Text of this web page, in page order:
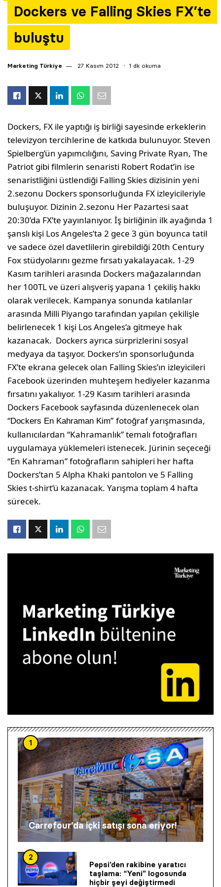
Dockers ve Falling Skies FX’te
buluştu
Marketing Türkiye 27 Kasım 2012 1 dk okuma
Dockers, FX ile yaptığı iş birliği sayesinde erkeklerin
televizyon tercihlerine de katkıda bulunuyor. Steven
Spielberg’ün yapımcılığını, Saving Private Ryan, The
Patriot gibi filmlerin senaristi Robert Rodat’in ise
senaristliğini üstlendiği Falling Skies dizisinin yeni
2.sezonu Dockers sponsorluğunda FX izleyicileriyle
buluşuyor. Dizinin 2.sezonu Her Pazartesi saat
20:30’da FX’te yayınlanıyor. İş birliğinin ilk ayağında 1
şanslı kişi Los Angeles’ta 2 gece 3 gün boyunca tatil
ve sadece özel davetlilerin girebildiği 20th Century
Fox stüdyolarını gezme fırsatı yakalayacak. 1-29
Kasım tarihleri arasında Dockers mağazalarından
her 100TL ve üzeri alışveriş yapana 1 çekiliş hakkı
olarak verilecek. Kampanya sonunda katılanlar
arasında Milli Piyango tarafından yapılan çekilişle
belirlenecek 1 kişi Los Angeles’a gitmeye hak
kazanacak. Dockers ayrıca sürprizlerini sosyal
medyaya da taşıyor. Dockers’ın sponsorluğunda
FX’te ekrana gelecek olan Falling Skies’ın izleyicileri
Facebook üzerinden muhteşem hediyeler kazanma
fırsatını yakalıyor. 1-29 Kasım tarihleri arasında
Dockers Facebook sayfasında düzenlenecek olan
“Dockers En Kahraman Kim” fotoğraf yarışmasında,
kullanıcılardan “Kahramanlık” temalı fotoğrafları
uygulamaya yüklemeleri istenecek. Jürinin seçeceği
“En Kahraman” fotoğrafların sahipleri her hafta
Dockers’tan 5 Alpha Khaki pantolon ve 5 Falling
Skies t-shirt’ü kazanacak. Yarışma toplam 4 hafta
sürecek.
1
Carrefour’da içki satışı sona eriyor!
2
Pepsi’den rakibine yaratıcı
taşlama: “Yeni” logosunda
hiçbir şeyi değiştirmedi
Yazarlar
Araştırma